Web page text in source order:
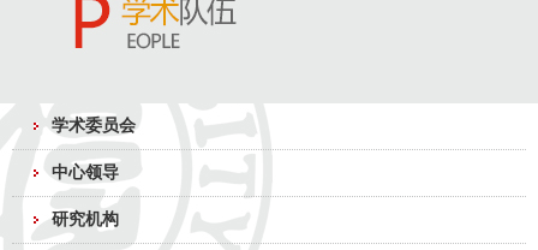
学术委员会
中心领导
研究机构